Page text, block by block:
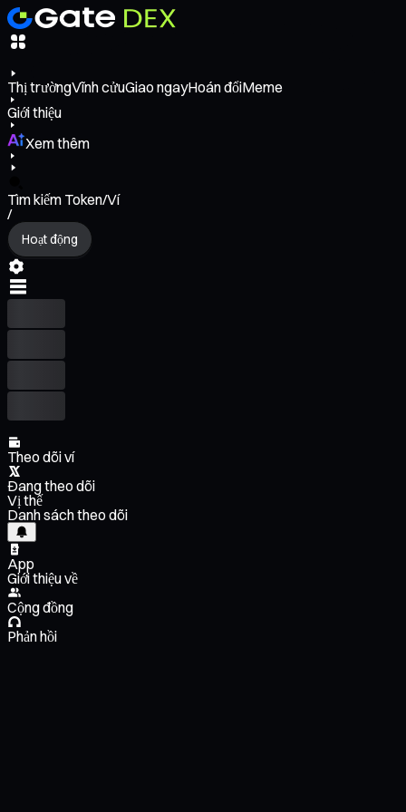
Thị trườngVĩnh cửuGiao ngayHoán đổiMeme
Giới thiệu
Xem thêm
Tìm kiếm Token/Ví
/
Hoạt động
Theo dõi ví
Đang theo dõi
Vị thế
Danh sách theo dõi
App
Giới thiệu về
Cộng đồng
Phản hồi